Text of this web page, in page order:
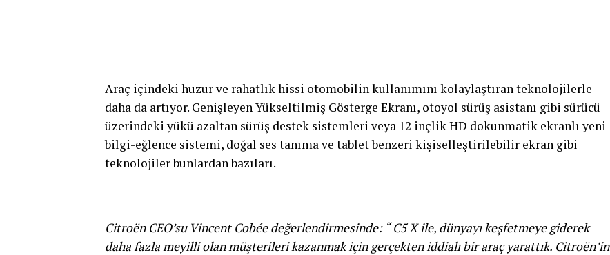
Araç içindeki huzur ve rahatlık hissi otomobilin kullanımını kolaylaştıran teknolojilerle
daha da artıyor. Genişleyen Yükseltilmiş Gösterge Ekranı, otoyol sürüş asistanı gibi sürücü
üzerindeki yükü azaltan sürüş destek sistemleri veya 12 inçlik HD dokunmatik ekranlı yeni
bilgi-eğlence sistemi, doğal ses tanıma ve tablet benzeri kişiselleştirilebilir ekran gibi
teknolojiler bunlardan bazıları.
Citroën CEO’su Vincent Cobée değerlendirmesinde: “ C5 X ile, dünyayı keşfetmeye giderek
daha fazla meyilli olan müşterileri kazanmak için gerçekten iddialı bir araç yarattık. Citroën’in